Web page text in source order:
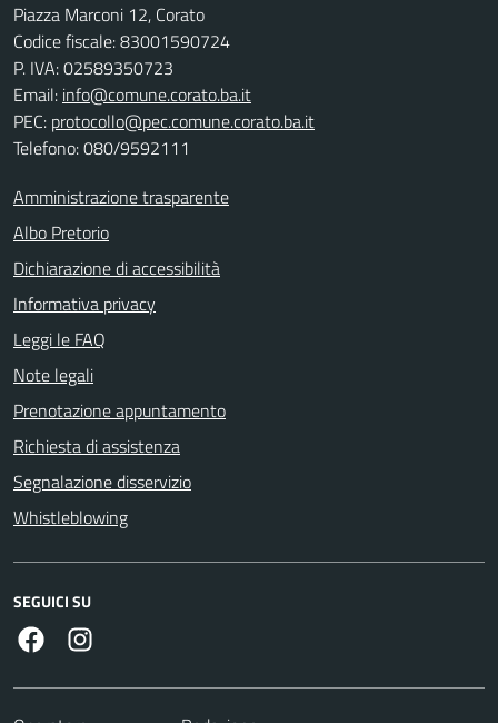
Piazza Marconi 12, Corato
Codice fiscale: 83001590724
P. IVA: 02589350723
Email: info@comune.corato.ba.it
PEC: protocollo@pec.comune.corato.ba.it
Telefono: 080/9592111
Amministrazione trasparente
Albo Pretorio
Dichiarazione di accessibilità
Informativa privacy
Leggi le FAQ
Note legali
Prenotazione appuntamento
Richiesta di assistenza
Segnalazione disservizio
Whistleblowing
SEGUICI SU
Facebook